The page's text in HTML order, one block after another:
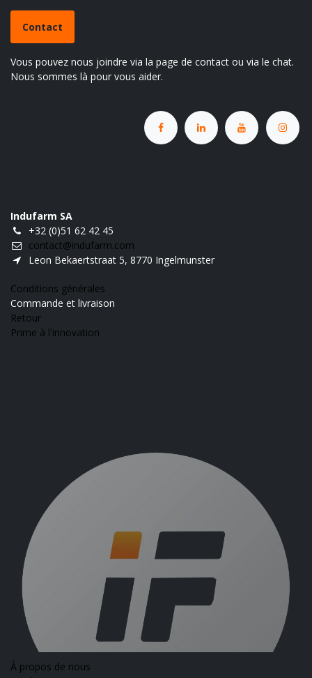
Contact
Vous pouvez nous joindre via la page de contact ou via le chat.
Nous sommes là pour vous aider.
Indufarm SA
+32 (0)51 62 42 45
contact@indufarm.com
Leon Bekaertstraat 5, 8770 Ingelmunster
Conditions générales
Commande et livraison
Retour
Prime à l'innovation
À propos de nous